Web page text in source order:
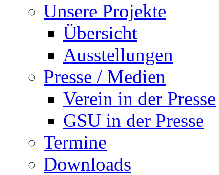
Unsere Projekte
Übersicht
Ausstellungen
Presse / Medien
Verein in der Presse
GSU in der Presse
Termine
Downloads